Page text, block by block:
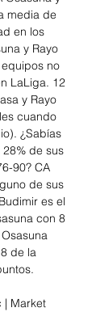
media de
en los
y Rayo
no
LaLiga. 12
y Rayo
cuando
¿Sabías
de sus
90? CA
de sus
es el
con 8
de la
| Market